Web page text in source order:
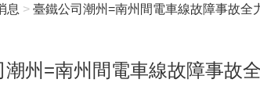
息 臺鐵公司潮州=南州間電車線故障事故全
潮州=南州間電車線故障事故